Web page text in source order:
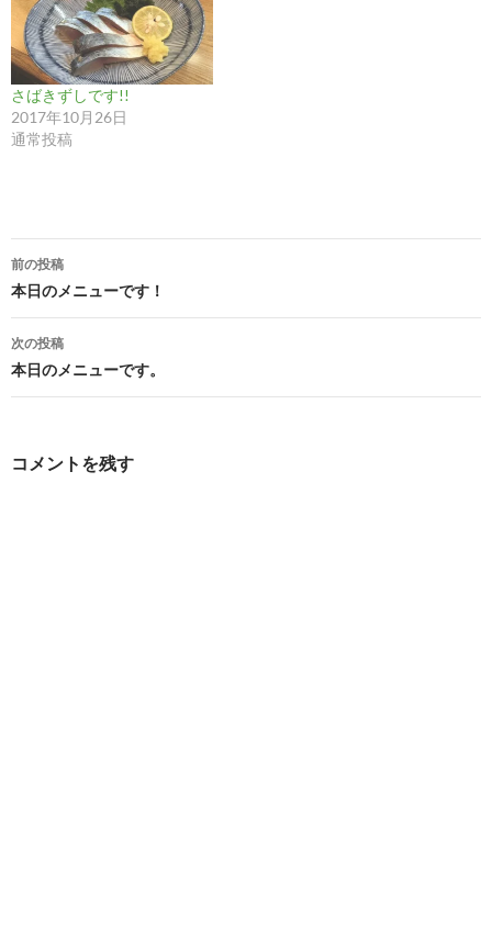
さばきずしです!!
2017年10月26日
通常投稿
投
稿
ナ
ビ
前の投稿
本日のメニューです！
次の投稿
本日のメニューです。
コメントを残す